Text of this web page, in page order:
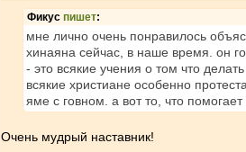
Фикус пишет:
мне лично очень понравилось
хинаяна сейчас, в наше время. он
- это всякие учения о том что
всякие христиане особенно
яме с говном. а вот то, что
Очень мудрый наставник!